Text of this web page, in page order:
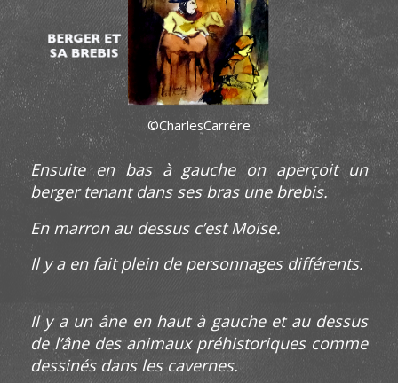
©CharlesCarrère
Ensuite en bas à gauche on aperçoit un
berger tenant dans ses bras une brebis.
En marron au dessus c’est Moïse.
Il y a en fait plein de personnages différents.
Il y a un âneen haut à gauche et au dessus
de l’âne des animaux préhistoriques comme
dessinés dans les cavernes.